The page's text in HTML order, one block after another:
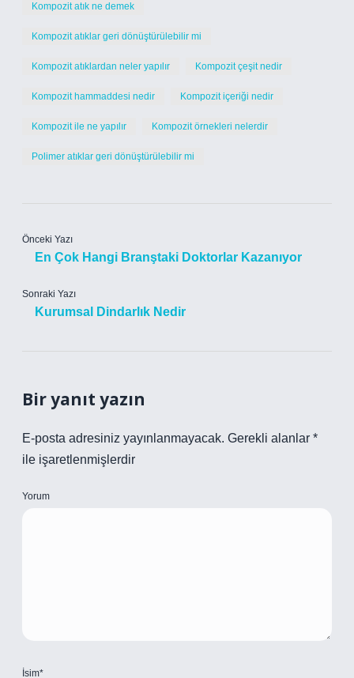
Kompozit atık ne demek
Kompozit atıklar geri dönüştürülebilir mi
Kompozit atıklardan neler yapılır Kompozit çeşit nedir
Kompozit hammaddesi nedir Kompozit içeriği nedir
Kompozit ile ne yapılır Kompozit örnekleri nelerdir
Polimer atıklar geri dönüştürülebilir mi
Önceki Yazı
En Çok Hangi Branştaki Doktorlar Kazanıyor
Sonraki Yazı
Kurumsal Dindarlık Nedir
Bir yanıt yazın
E-posta adresiniz yayınlanmayacak. Gerekli alanlar *
ile işaretlenmişlerdir
Yorum
İsim*